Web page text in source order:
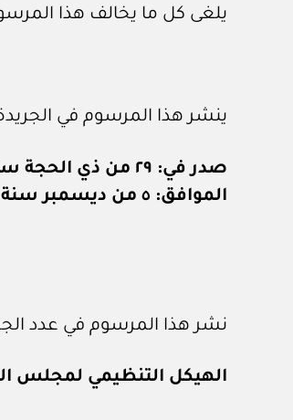
يلغى كل ما يخالف هذا
ينشر هذا المرسوم في
صدر في: ٢٩ من ذي الحجة سنة ١٤٣١هـ
الموافق: ٥ من ديسمبر سنة ٢٠١٠م
نشر هذا المرسوم في عدد الجريدة الرسمية رقم
الهيكل التنظيمي لمجلس